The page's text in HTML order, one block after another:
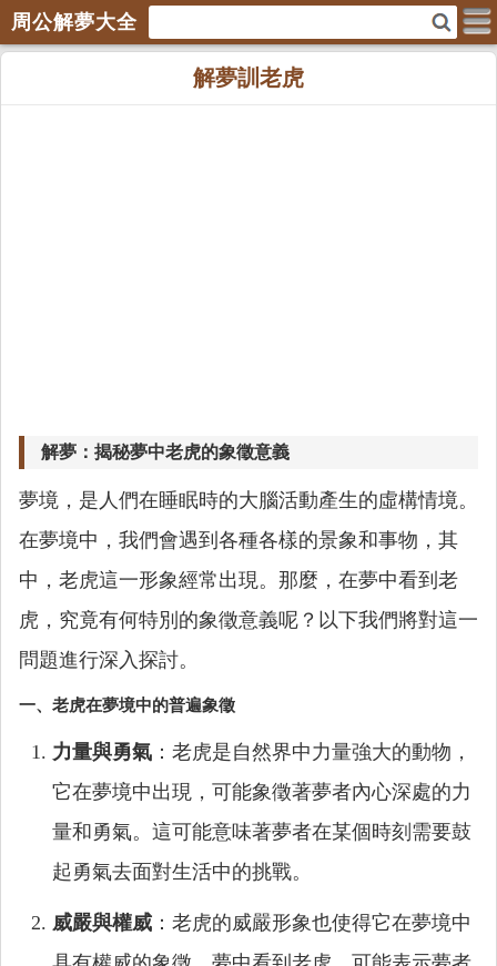
周公解夢大全
解夢訓老虎
解夢：揭秘夢中老虎的象徵意義
夢境，是人們在睡眠時的大腦活動產生的虛構情境。
在夢境中，我們會遇到各種各樣的景象和事物，其
中，老虎這一形象經常出現。那麼，在夢中看到老
虎，究竟有何特別的象徵意義呢？以下我們將對這一
問題進行深入探討。
一、老虎在夢境中的普遍象徵
力量與勇氣 ：老虎是自然界中力量強大的動物，
它在夢境中出現，可能象徵著夢者內心深處的力
量和勇氣。這可能意味著夢者在某個時刻需要鼓
起勇氣去面對生活中的挑戰。
威嚴與權威 ：老虎的威嚴形象也使得它在夢境中